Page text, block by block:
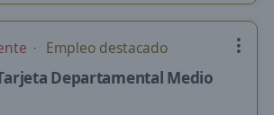
Empleo destacado
Departamental Medio